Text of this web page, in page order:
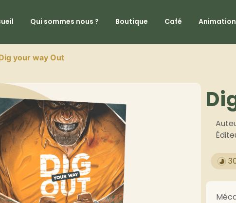
Qui sommes nous ? Boutique Café
your way Out